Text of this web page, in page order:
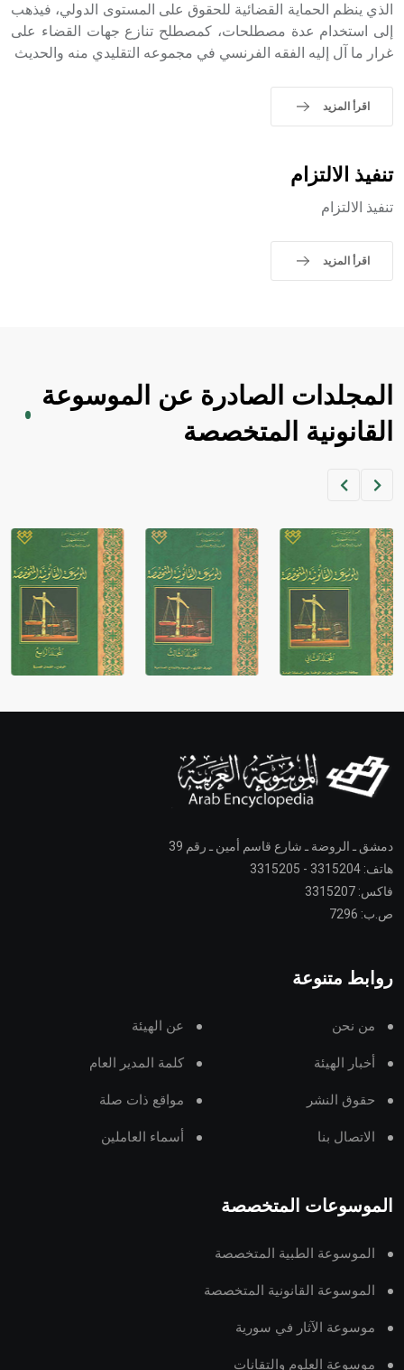
- هل تعلم أن أبجر Abgar اسم معروف جيداً يعود إلى عدد من
الملوك الذين حكموا مدينة إديسا (الرها) من أبجر الأول وحتى
sign تكتب منفصلة غير متصلة، وتعتمد المبدأ الأكوروفوني،
حيث تقتصر القيمة الصوتية للعلامة الك
الذي ينظم الحماية القضائية للحقوق على المستوى الدولي، فيذهب
إلى استخدام عدة مصطلحات، كمصطلح تنازع جهات القضاء على
غرار ما آل إليه الفقه الفرنسي في مجموعه التقليدي منه والحديث
اقرأ المزيد
تنفيذ الالتزام
تنفيذ الالتزام
اقرأ المزيد
المجلدات الصادرة عن الموسوعة
القانونية المتخصصة
دمشق ـ الروضة ـ شارع قاسم أمين ـ رقم 39
هاتف: 3315204 - 3315205
فاكس: 3315207
ص.ب: 7296
روابط متنوعة
من نحن عن الهيئة
أخبار الهيئة كلمة المدير العام
حقوق النشر مواقع ذات صلة
الاتصال بنا أسماء العاملين
الموسوعات المتخصصة
الموسوعة الطبية المتخصصة
الموسوعة القانونية المتخصصة
موسوعة الآثار في سورية
موسوعة العلوم والتقانات